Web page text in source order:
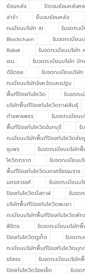
ย้อนหลัง
ปิดงบย้อนหลังห
ล่าช้า
ยื่นงบย้อนหลัง
ทะเบียนบริษัท AI
รับจดทะเ
Blockchain
รับจดทะเบีย
Robot
รับจดทะเบียนบริษัท
เชน
รับจดทะเบียนบริษัท บิ
ดิจิตอล
รับจดทะเบียนบริษัท
ทะเบียนบริษัทจังหวัดนครปฐม
พื้นทีป้องกันโควิด
รับจดทะ
บริษัทพื้นทีป้องกันโควิดกาฬสินธุ์
กำแพงเพชร
รับจดทะเบียน
พื้นทีป้องกันโควิดจันทบุรี
รั
ทะเบียนบริษัทพื้นทีป้องกันโควิดชัย
ชุมพร
รับจดทะเบียนบริษัท
โควิดตราด
รับจดทะเบียน
พื้นทีป้องกันโควิดนครศรีธรรมราช
นครสวรรค์
รับจดทะเบียน
ป้องกันโควิดบึงกาฬ
รับจด
บริษัทพื้นทีป้องกันโควิดพะเยา
ทะเบียนบริษัทพื้นทีป้องกันโควิดพัท
พิจิตร
รับจดทะเบียนบริษัท
ป้องกันโควิดภูเก็ต
รับจดท
ทะเบียนบริษัทพื้นทีป้องกันโควิดมุก
ยโสธร
รับจดทะเบียนบริษัท
ป้องกันโควิดร้อยเอ็ด
รับจด